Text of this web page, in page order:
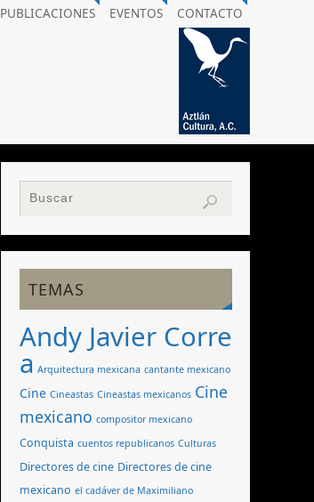
PUBLICACIONES EVENTOS CONTACTO
TEMAS
Andy Javier Corre
a Arquitectura mexicana cantante mexicano
Cine Cineastas Cineastas mexicanos Cine
mexicano compositor mexicano
Conquista cuentos republicanos Culturas
Directores de cine Directores de cine
mexicano el cadáver de Maximiliano